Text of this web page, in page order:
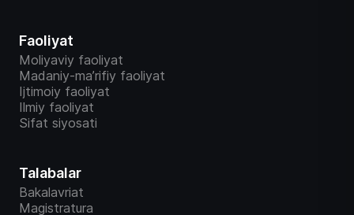
Faoliyat
Moliyaviy faoliyat
Madaniy-ma’rifiy faoliyat
Ijtimoiy faoliyat
Ilmiy faoliyat
Sifat siyosati
Talabalar
Bakalavriat
Magistratura